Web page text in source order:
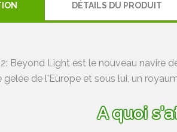
DÉTAILS DU PRODUIT
Beyond Light est le nouveau navire
gelée de l'Europe et sous lui, un
A quoi